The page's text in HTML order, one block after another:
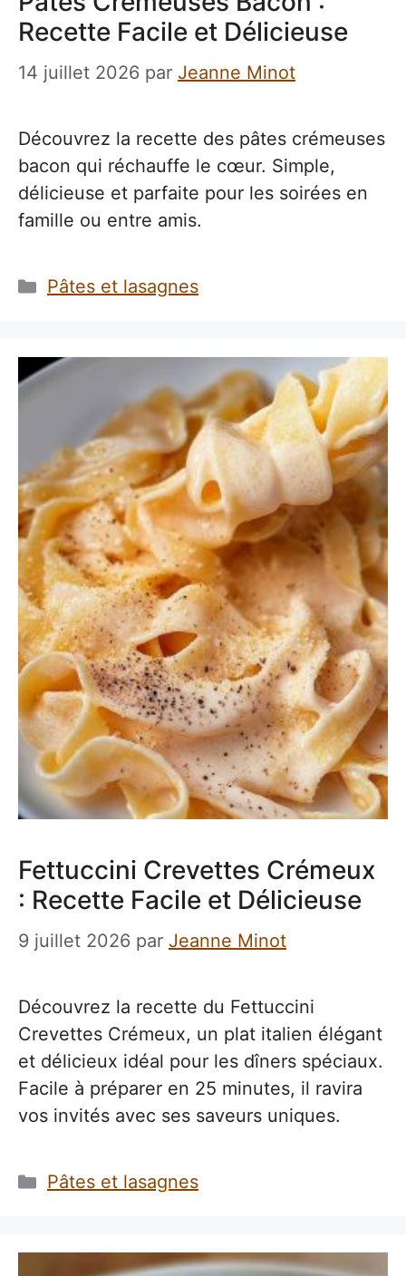
Recette Facile et Délicieuse
14 juillet 2026 par Jeanne Minot
Découvrez la recette des pâtes crémeuses
bacon qui réchauffe le cœur. Simple,
délicieuse et parfaite pour les soirées en
famille ou entre amis.
Catégories
Pâtes et lasagnes
Fettuccini Crevettes Crémeux
: Recette Facile et Délicieuse
9 juillet 2026 par Jeanne Minot
Découvrez la recette du Fettuccini
Crevettes Crémeux, un plat italien élégant
et délicieux idéal pour les dîners spéciaux.
Facile à préparer en 25 minutes, il ravira
vos invités avec ses saveurs uniques.
Catégories
Pâtes et lasagnes